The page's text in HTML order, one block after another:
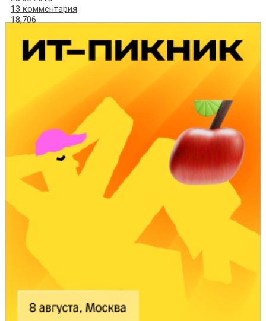
13 комментария
18,706